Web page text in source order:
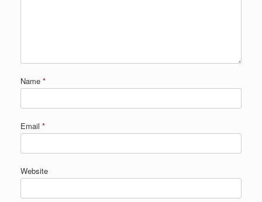
Name *
Email *
Website